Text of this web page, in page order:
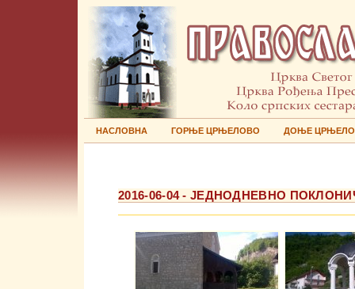
НАСЛОВНА ГОРЊЕ ЦРЊЕЛОВО ДОЊЕ
2016-06-04 - ЈЕДНОДНЕВНО